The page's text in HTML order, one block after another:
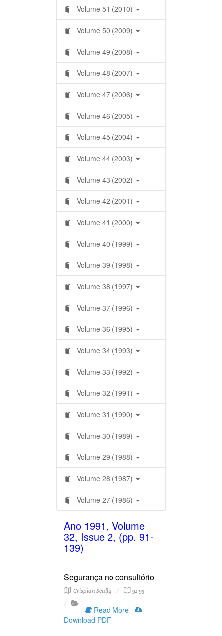
Volume 51 (2010)
Volume 50 (2009)
Volume 49 (2008)
Volume 48 (2007)
Volume 47 (2006)
Volume 46 (2005)
Volume 45 (2004)
Volume 44 (2003)
Volume 43 (2002)
Volume 42 (2001)
Volume 41 (2000)
Volume 40 (1999)
Volume 39 (1998)
Volume 38 (1997)
Volume 37 (1996)
Volume 36 (1995)
Volume 34 (1993)
Volume 33 (1992)
Volume 32 (1991)
Volume 31 (1990)
Volume 30 (1989)
Volume 29 (1988)
Volume 28 (1987)
Volume 27 (1986)
Ano 1991, Volume
32, Issue 2, (pp. 91-
139)
Segurança no consultório
Crispian Scully 91-93
Read More
Download PDF